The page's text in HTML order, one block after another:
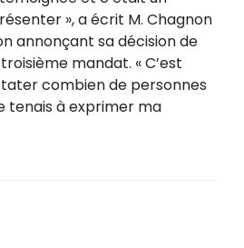
», a écrit M. Chagnon
annonçant sa décision de
mandat. « C’est
combien de personnes
tenais à exprimer ma